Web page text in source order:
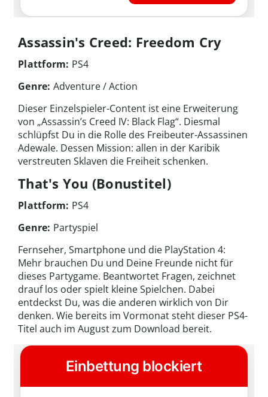
Assassin's Creed: Freedom Cry
Plattform: PS4
Genre: Adventure / Action
Dieser Einzelspieler-Content ist eine Erweiterung
von „Assassin’s Creed IV: Black Flag“. Diesmal
schlüpfst Du in die Rolle des Freibeuter-Assassinen
Adewale. Dessen Mission: allen in der Karibik
verstreuten Sklaven die Freiheit schenken.
That's You (Bonustitel)
Plattform: PS4
Genre: Partyspiel
Fernseher, Smartphone und die PlayStation 4:
Mehr brauchen Du und Deine Freunde nicht für
dieses Partygame. Beantwortet Fragen, zeichnet
drauf los oder spielt kleine Spielchen. Dabei
entdeckst Du, was die anderen wirklich von Dir
denken. Wie bereits im Vormonat steht dieser PS4-
Titel auch im August zum Download bereit.